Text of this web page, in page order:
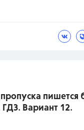
пишется
Вариант 12.